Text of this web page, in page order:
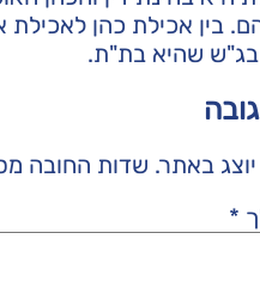
בין אכילת כהן
בג"ש שהיא בת"ת.
באתר. שדות החובה
*